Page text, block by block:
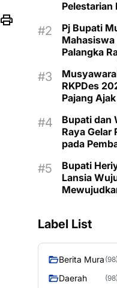
Pelestarian
Pj Bupati
Mahasiswa
Palangka
RKPDes
Pajang
Kebutuhan
Bupati dan
Raya Gelar
pada
Bupati
Lansia
Label List
Berita Mura (98)
Daerah (98)